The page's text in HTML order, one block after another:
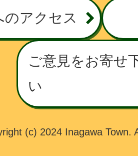
A
T
のアクセス
ご意見をお寄せ
い
(c) 2024 Inagawa Town.